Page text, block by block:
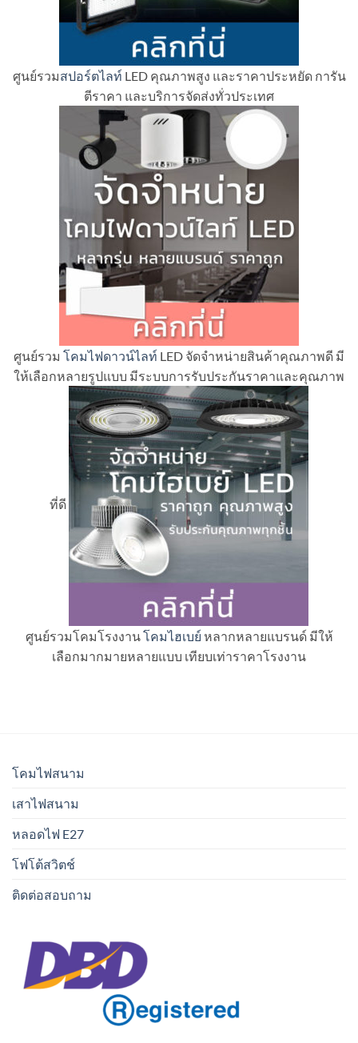
ศูนย์รวมสปอร์ตไลท์ LED คุณภาพสูง และราคาประหยัด การัน
ตีราคา และบริการจัดส่งทั่วประเทศ
ศูนย์รวม โคมไฟดาวน์ไลท์ LED จัดจำหน่ายสินค้าคุณภาพดี มี
ให้เลือกหลายรูปแบบ มีระบบการรับประกันราคาและคุณภาพ
ที่ดี
ศูนย์รวมโคมโรงงานโคมไฮเบย์ หลากหลายแบรนด์ มีให้
เลือกมากมายหลายแบบ เทียบเท่าราคาโรงงาน
โคมไฟสนาม
เสาไฟสนาม
หลอดไฟ E27
โฟโต้สวิตช์
ติดต่อสอบถาม